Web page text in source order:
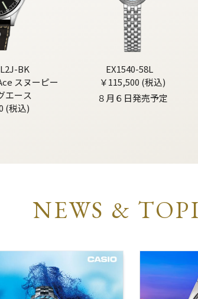
BK
スヌーピー
エース
(税込)
EX1540-58L
￥115,500 (税込)
８月６日発売予定
NEWS &